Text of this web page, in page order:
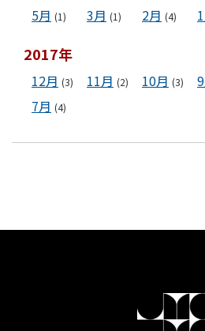
5月 (1) 3月 (1) 2月 (4)
2017年
12月 (3) 11月 (2) 10月 (3)
7月 (4)